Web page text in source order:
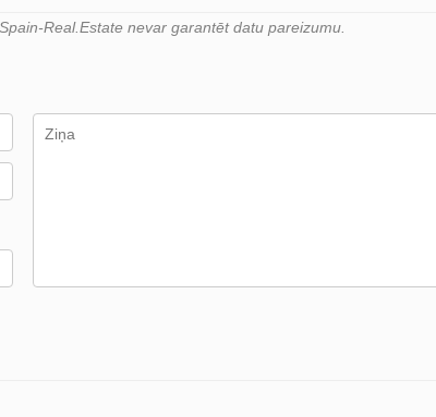
Real.Estate nevar garantēt datu pareizumu.